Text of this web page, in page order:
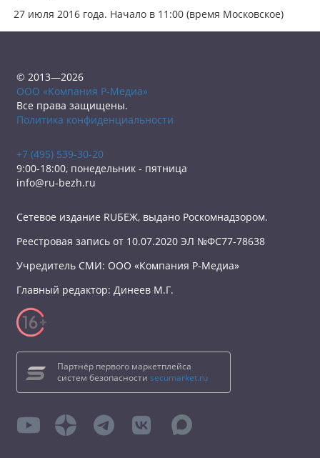
27 июля 2016 года. Начало в 11:00 (время Московское)
© 2013—2026
ООО «Компания Р-Медиа»
Все права защищены.
Политика конфиденциальности
+7 (495) 539-30-20
9:00-18:00, понедельник - пятница
info@ru-bezh.ru
Сетевое издание RUБЕЖ, выдано Роскомнадзором.
Реестровая запись от 10.07.2020 ЭЛ №ФС77-78638
Учредитель СМИ: ООО «Компания Р-Медиа»
Главный редактор: Динеев М.Г.
Партнёр первого маркетплейса
систем безопасности secumarket.ru